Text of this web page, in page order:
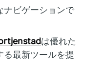
ナビゲーションで
は優れた
る最新ツールを提